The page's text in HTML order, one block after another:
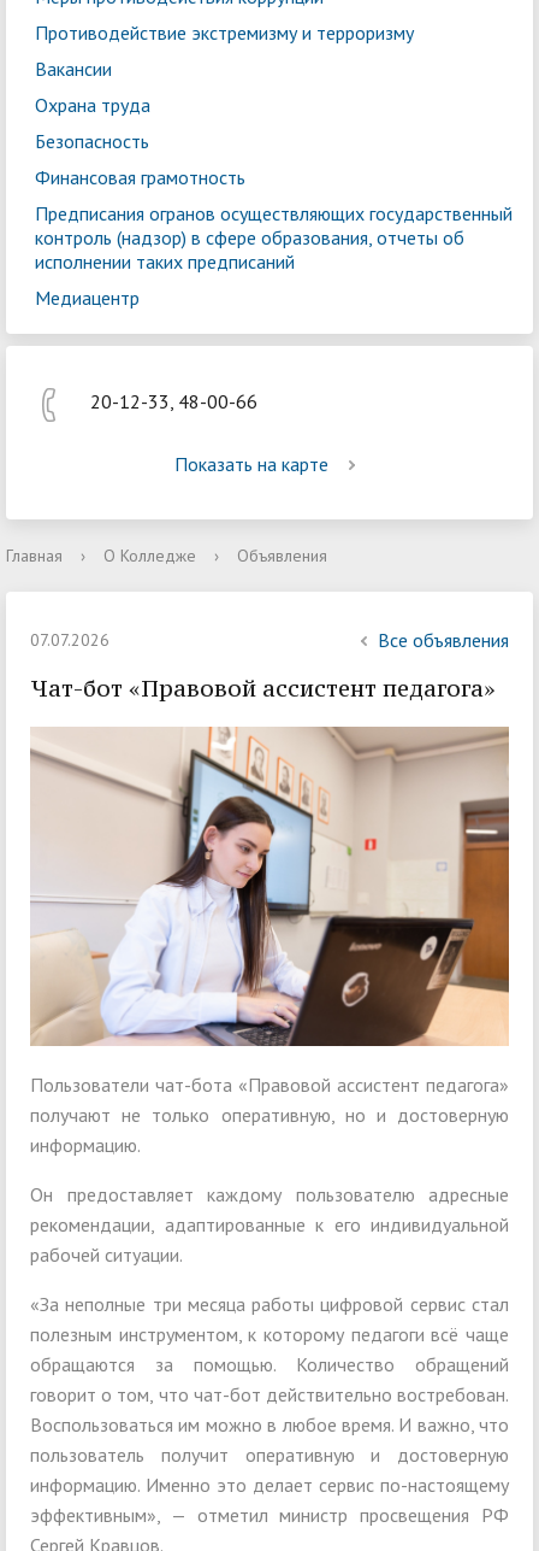
Противодействие экстремизму и терроризму
Вакансии
Охрана труда
Безопасность
Финансовая грамотность
Предписания огранов осуществляющих государственный
контроль (надзор) в сфере образования, отчеты об
исполнении таких предписаний
Медиацентр
20-12-33, 48-00-66
Показать на карте
Главная › О Колледже › Объявления
07.07.2026 Все объявления
Чат-бот «Правовой ассистент педагога»
Пользователи чат-бота «Правовой ассистент педагога»
получают не только оперативную, но и достоверную
информацию.
Он предоставляет каждому пользователю адресные
рекомендации, адаптированные к его индивидуальной
рабочей ситуации.
«За неполные три месяца работы цифровой сервис стал
полезным инструментом, к которому педагоги всё чаще
обращаются за помощью. Количество обращений
говорит о том, что чат-бот действительно востребован.
Воспользоваться им можно в любое время. И важно, что
пользователь получит оперативную и достоверную
информацию. Именно это делает сервис по-настоящему
эффективным», — отметил министр просвещения РФ
Сергей Кравцов.